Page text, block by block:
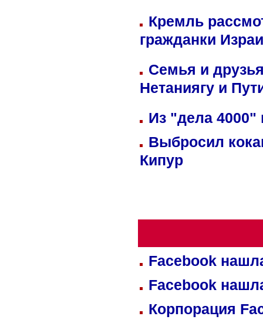
Кремль
гражданки
Семья и
Нетаниягу и
Из "дела 4000"
Выбросил
Кипур
Facebook
Facebook
Корпорация